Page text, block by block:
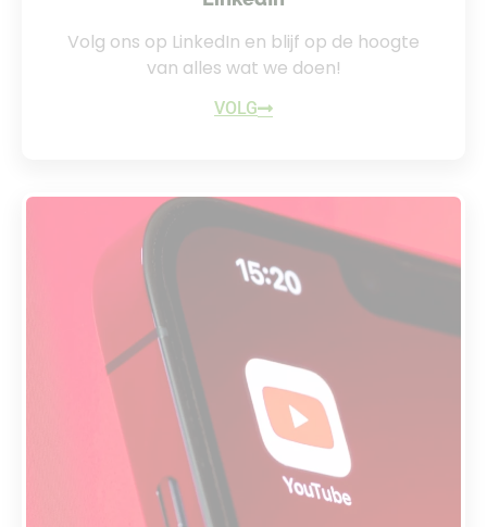
Volg ons op LinkedIn en blijf op de hoogte
van alles wat we doen!
VOLG